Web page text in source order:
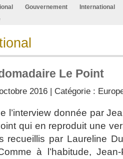
Gouvernement
International
Le Point
2016 | Catégorie :
l’interview donnée par
qui en reproduit une
recueillis par Laureline
à l’habitude,